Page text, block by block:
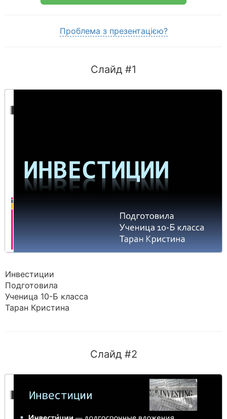
Проблема з презентацією?
Слайд #1
Инвестиции
Подготовила
Ученица 10-Б класса
Таран Кристина
Слайд #2